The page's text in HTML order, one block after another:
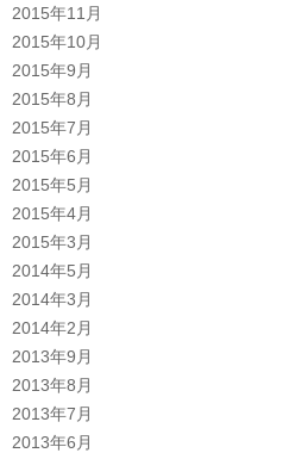
2015年11月
2015年10月
2015年9月
2015年8月
2015年7月
2015年6月
2015年5月
2015年4月
2015年3月
2014年5月
2014年3月
2014年2月
2013年9月
2013年8月
2013年7月
2013年6月